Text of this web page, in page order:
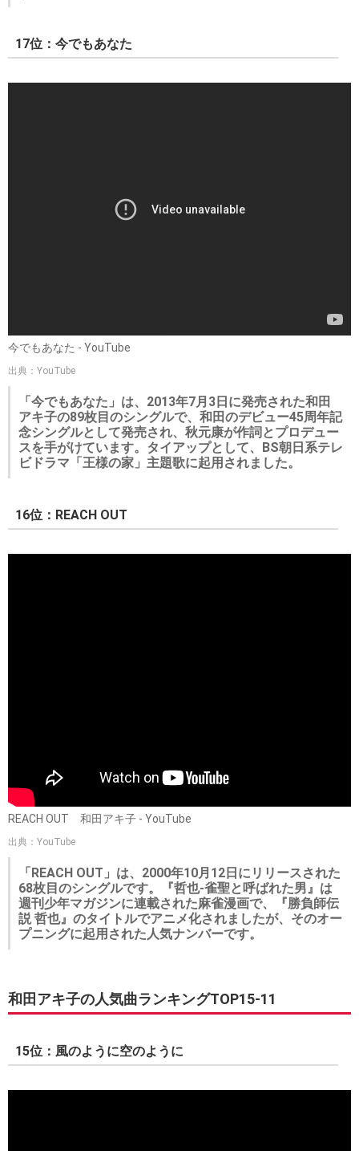
17位：今でもあなた
今でもあなた - YouTube
出典：YouTube
「今でもあなた」は、2013年7月3日に発売された和田
アキ子の89枚目のシングルで、和田のデビュー45周年記
念シングルとして発売され、秋元康が作詞とプロデュー
スを手がけています。タイアップとして、BS朝日系テレ
ビドラマ「王様の家」主題歌に起用されました。
16位：REACH OUT
REACH OUT 和田アキ子 - YouTube
出典：YouTube
「REACH OUT」は、2000年10月12日にリリースされた
68枚目のシングルです。『哲也-雀聖と呼ばれた男』は
週刊少年マガジンに連載された麻雀漫画で、『勝負師伝
説 哲也』のタイトルでアニメ化されましたが、そのオー
プニングに起用された人気ナンバーです。
和田アキ子の人気曲ランキングTOP15-11
15位：風のように空のように